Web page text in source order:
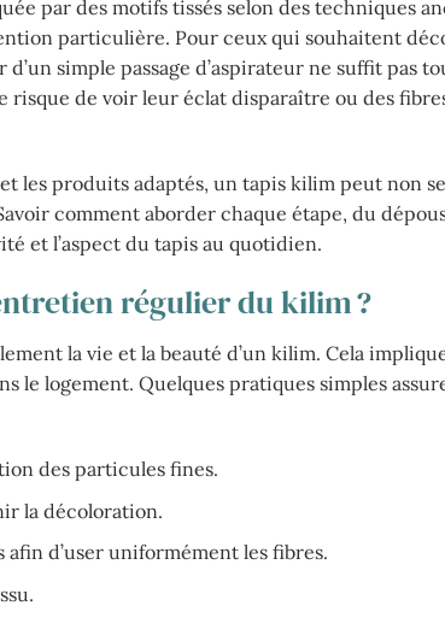
par des motifs tissés selon des techniques
particulière. Pour ceux qui souhaitent
simple passage d’aspirateur ne suffit pas
de voir leur éclat disparaître ou des
les produits adaptés, un tapis kilim peut non
comment aborder chaque étape, du
et l’aspect du tapis au quotidien.
régulier du kilim ?
la vie et la beauté d’un kilim. Cela
le logement. Quelques pratiques simples
des particules fines.
la décoloration.
afin d’user uniformément les fibres.